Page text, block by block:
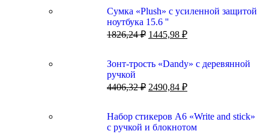
Сумка «Plush» c усиленной защитой
ноутбука 15.6 ''
1826,24₽ 1445,98 ₽
Зонт-трость «Dandy» с деревянной
ручкой
4406,32₽ 2490,84 ₽
Набор стикеров А6 «Write and stick»
с ручкой и блокнотом